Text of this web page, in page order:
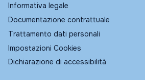
Informativa legale
Documentazione contrattuale
Trattamento dati personali
Impostazioni Cookies
Dichiarazione di accessibilità